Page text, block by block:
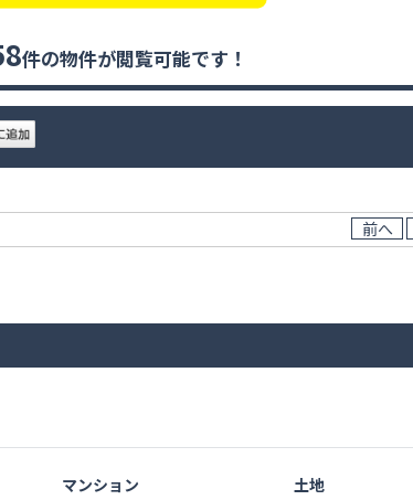
件の物件が閲覧可能です！
前へ
マンション
土地